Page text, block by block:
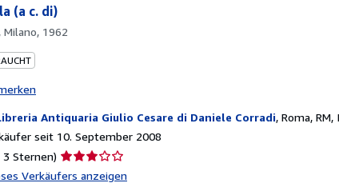
(a c. di)
Milano, 1962
Antiquaria Giulio Cesare di Daniele Corradi, Roma,
seit 10. September 2008
Sternen) Verkäuferbewertung
3
Verkäufers anzeigen